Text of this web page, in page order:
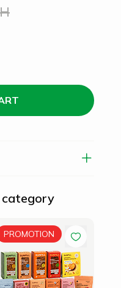
category
PROMOTION